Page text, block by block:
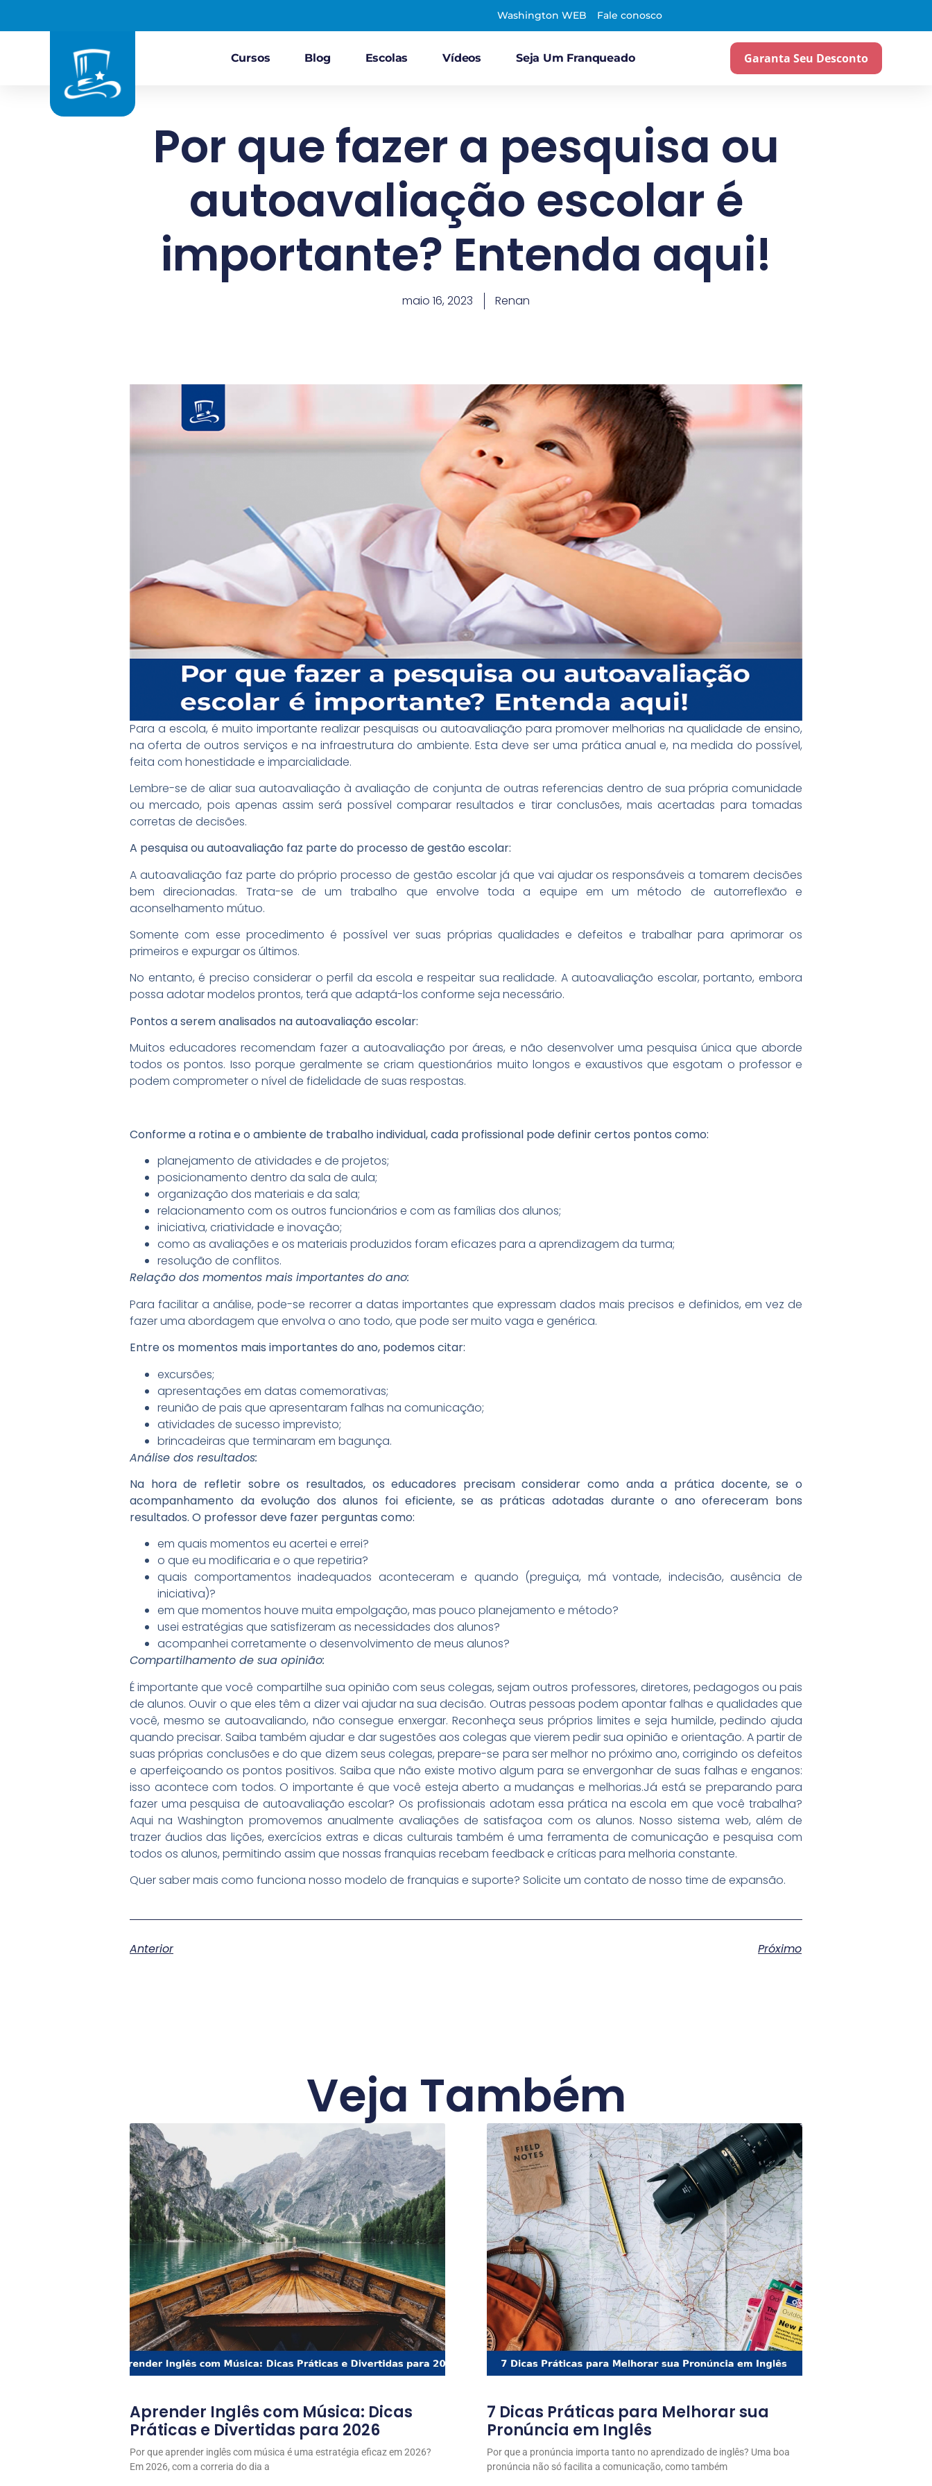
Washington WEB Fale conosco
Cursos Blog Escolas Vídeos Seja Um Franqueado Garanta Seu Desconto
Por que fazer a pesquisa ou
autoavaliação escolar é
importante? Entenda aqui!
maio 16, 2023 Renan
Para a escola, é muito importante realizar pesquisas ou autoavaliação para promover melhorias na qualidade de ensino,
na oferta de outros serviços e na infraestrutura do ambiente. Esta deve ser uma prática anual e, na medida do possível,
feita com honestidade e imparcialidade.
Lembre-se de aliar sua autoavaliação à avaliação de conjunta de outras referencias dentro de sua própria comunidade
ou mercado, pois apenas assim será possível comparar resultados e tirar conclusões, mais acertadas para tomadas
corretas de decisões.
A pesquisa ou autoavaliação faz parte do processo de gestão escolar:
A autoavaliação faz parte do próprio processo de gestão escolar já que vai ajudar os responsáveis a tomarem decisões
bem direcionadas. Trata-se de um trabalho que envolve toda a equipe em um método de autorreflexão e
aconselhamento mútuo.
Somente com esse procedimento é possível ver suas próprias qualidades e defeitos e trabalhar para aprimorar os
primeiros e expurgar os últimos.
No entanto, é preciso considerar o perfil da escola e respeitar sua realidade. A autoavaliação escolar, portanto, embora
possa adotar modelos prontos, terá que adaptá-los conforme seja necessário.
Pontos a serem analisados na autoavaliação escolar:
Muitos educadores recomendam fazer a autoavaliação por áreas, e não desenvolver uma pesquisa única que aborde
todos os pontos. Isso porque geralmente se criam questionários muito longos e exaustivos que esgotam o professor e
podem comprometer o nível de fidelidade de suas respostas.
Conforme a rotina e o ambiente de trabalho individual, cada profissional pode definir certos pontos como:
planejamento de atividades e de projetos;
posicionamento dentro da sala de aula;
organização dos materiais e da sala;
relacionamento com os outros funcionários e com as famílias dos alunos;
iniciativa, criatividade e inovação;
como as avaliações e os materiais produzidos foram eficazes para a aprendizagem da turma;
resolução de conflitos.
Relação dos momentos mais importantes do ano:
Para facilitar a análise, pode-se recorrer a datas importantes que expressam dados mais precisos e definidos, em vez de
fazer uma abordagem que envolva o ano todo, que pode ser muito vaga e genérica.
Entre os momentos mais importantes do ano, podemos citar:
excursões;
apresentações em datas comemorativas;
reunião de pais que apresentaram falhas na comunicação;
atividades de sucesso imprevisto;
brincadeiras que terminaram em bagunça.
Análise dos resultados:
Na hora de refletir sobre os resultados, os educadores precisam considerar como anda a prática docente, se o
acompanhamento da evolução dos alunos foi eficiente, se as práticas adotadas durante o ano ofereceram bons
resultados. O professor deve fazer perguntas como:
em quais momentos eu acertei e errei?
o que eu modificaria e o que repetiria?
quais comportamentos inadequados aconteceram e quando (preguiça, má vontade, indecisão, ausência de
iniciativa)?
em que momentos houve muita empolgação, mas pouco planejamento e método?
usei estratégias que satisfizeram as necessidades dos alunos?
acompanhei corretamente o desenvolvimento de meus alunos?
Compartilhamento de sua opinião:
É importante que você compartilhe sua opinião com seus colegas, sejam outros professores, diretores, pedagogos ou pais
de alunos. Ouvir o que eles têm a dizer vai ajudar na sua decisão. Outras pessoas podem apontar falhas e qualidades que
você, mesmo se autoavaliando, não consegue enxergar. Reconheça seus próprios limites e seja humilde, pedindo ajuda
quando precisar. Saiba também ajudar e dar sugestões aos colegas que vierem pedir sua opinião e orientação. A partir de
suas próprias conclusões e do que dizem seus colegas, prepare-se para ser melhor no próximo ano, corrigindo os defeitos
e aperfeiçoando os pontos positivos. Saiba que não existe motivo algum para se envergonhar de suas falhas e enganos:
isso acontece com todos. O importante é que você esteja aberto a mudanças e melhorias.Já está se preparando para
fazer uma pesquisa de autoavaliação escolar? Os profissionais adotam essa prática na escola em que você trabalha?
Aqui na Washington promovemos anualmente avaliações de satisfaçoa com os alunos. Nosso sistema web, além de
trazer áudios das lições, exercícios extras e dicas culturais também é uma ferramenta de comunicação e pesquisa com
todos os alunos, permitindo assim que nossas franquias recebam feedback e críticas para melhoria constante.
Quer saber mais como funciona nosso modelo de franquias e suporte? Solicite um contato de nosso time de expansão.
Anterior Próximo
Veja Também
Aprender Inglês com Música: Dicas
Práticas e Divertidas para 2026
Por que aprender inglês com música é uma estratégia eficaz em 2026?
Em 2026, com a correria do dia a
7 Dicas Práticas para Melhorar sua
Pronúncia em Inglês
Por que a pronúncia importa tanto no aprendizado de inglês? Uma boa
pronúncia não só facilita a comunicação, como também